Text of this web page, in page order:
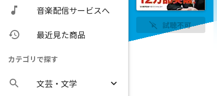
音楽配信サービスへ
最近見た商品
カテゴリで探す
文芸・文学
試聴不可